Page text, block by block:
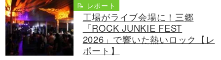
📝 レポート
工場がライブ会場に！三郷
「ROCK JUNKIE FEST
2026」で響いた熱いロック【レ
ポート】